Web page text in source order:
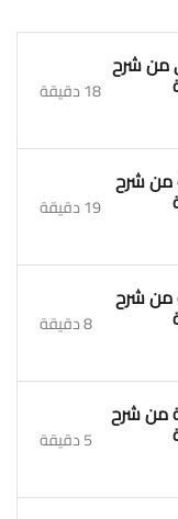
من شرح
18 دقيقة
من شرح
19 دقيقة
من شرح
8 دقيقة
من شرح
5 دقيقة